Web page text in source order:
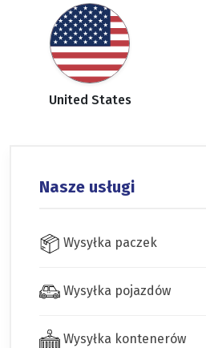
United States
Nasze usługi
Wysyłka paczek
Wysyłka pojazdów
Wysyłka kontenerów